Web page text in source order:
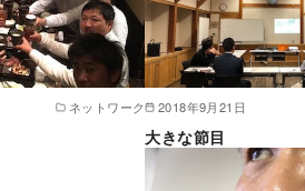
ネットワーク 2018年9月21日
大きな節目